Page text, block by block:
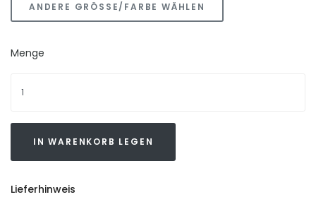
ANDERE GRÖSSE/FARBE WÄHLEN
Menge
IN WARENKORB LEGEN
Lieferhinweis